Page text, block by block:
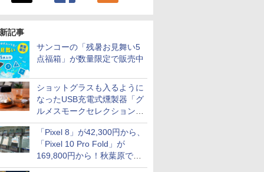
記事
サンコーの「残暑お見舞い5
点福箱」が数量限定で販売中
ショットグラスも入るように
なったUSB充電式燻製器「グ
ルメスモークセレクション
2」がサンコーから
「Pixel 8」が42,300円から、
「Pixel 10 Pro Fold」が
169,800円から！秋葉原で中
古のPixelシリーズがお買い得